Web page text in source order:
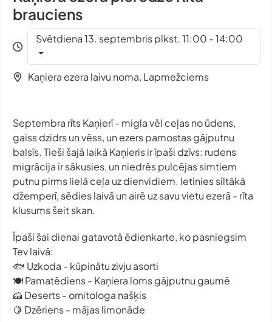
brauciens
Svētdiena 13. septembris plkst. 11:00 - 14:00
Kaņiera ezera laivu noma, Lapmežciems
Septembra rīts Kaņierī - migla vēl ceļas no ūdens,
gaiss dzidrs un vēss, un ezers pamostas gājputnu
balsīs. Tieši šajā laikā Kaņieris ir īpaši dzīvs: rudens
migrācija ir sākusies, un niedrēs pulcējas simtiem
putnu pirms lielā ceļa uz dienvidiem. Ietinies siltākā
džemperī, sēdies laivā un airē uz savu vietu ezerā - rīta
klusums šeit skan.
Īpaši šai dienai gatavotā ēdienkarte, ko pasniegsim
Tev laivā:
🐟 Uzkoda - kūpinātu zivju asorti
🍽️ Pamatēdiens - Kaņiera loms gājputnu gaumē
🍰 Deserts - ornitologa našķis
🍋 Dzēriens - mājas limonāde